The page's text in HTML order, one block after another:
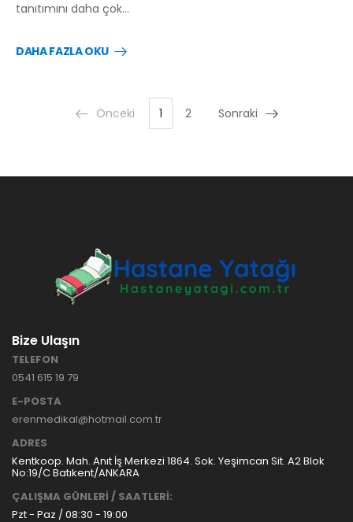
tanıtımını daha çok…
DAHA FAZLA OKU
Önceki 1 2 Sonraki
Bize Ulaşın
TELEFON
0541 615 19 79
E-POSTA
erenmedikal@hotmail.com.tr
ADRES
Kentkoop. Mah. Anıt İş Merkezi 1864. Sok. Yeşimcan Sit. A2 Blok
No:19/C Batıkent/ANKARA
ÇALIŞMA GÜNLERİ / SAATLERİ:
Pzt - Paz / 08:30 - 19:00